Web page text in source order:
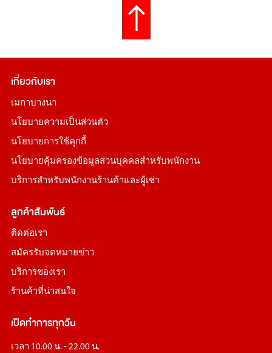
เกี่ยวกับเรา
เมกาบางนา
นโยบายความเป็นส่วนตัว
นโยบายการใช้คุกกี้
นโยบายคุ้มครองข้อมูลส่วนบุคคลสำหรับพนักงาน
บริการสำหรับพนักงานร้านค้าและผู้เช่า
ลูกค้าสัมพันธ์
ติดต่อเรา
สมัครรับจดหมายข่าว
บริการของเรา
ร้านค้าที่น่าสนใจ
เปิดทำการทุกวัน
เวลา 10.00 น. - 22.00 น.